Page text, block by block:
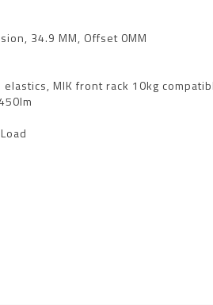
34.9 MM, Offset 0MM
MIK front rack 10kg